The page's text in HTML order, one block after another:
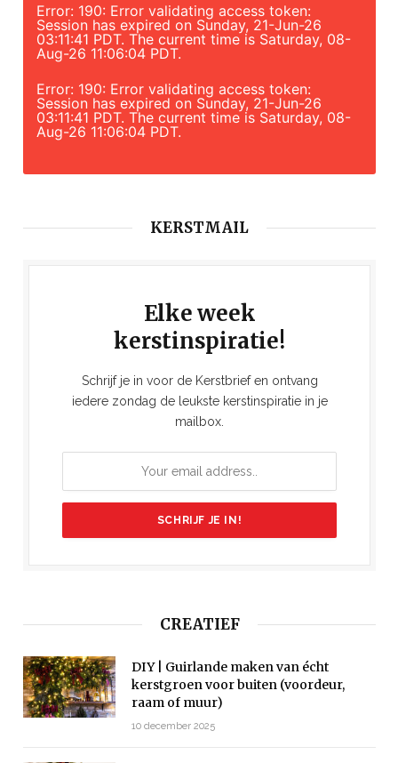
Error: 190: Error validating access token:
Session has expired on Sunday, 21-Jun-26
03:11:41 PDT. The current time is Saturday, 08-
Aug-26 11:06:04 PDT.
Error: 190: Error validating access token:
Session has expired on Sunday, 21-Jun-26
03:11:41 PDT. The current time is Saturday, 08-
Aug-26 11:06:04 PDT.
KERSTMAIL
Elke week
kerstinspiratie!
Schrijf je in voor de Kerstbrief en ontvang
iedere zondag de leukste kerstinspiratie in je
mailbox.
CREATIEF
DIY | Guirlande maken van écht
kerstgroen voor buiten (voordeur,
raam of muur)
10 december 2025